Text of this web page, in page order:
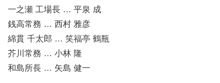
一之瀬 工場長 … 平泉 成
銭高常務 … 西村 雅彦
綿貫 千太郎 … 笑福亭 鶴瓶
芥川常務 … 小林 隆
和島所長 … 矢島 健一